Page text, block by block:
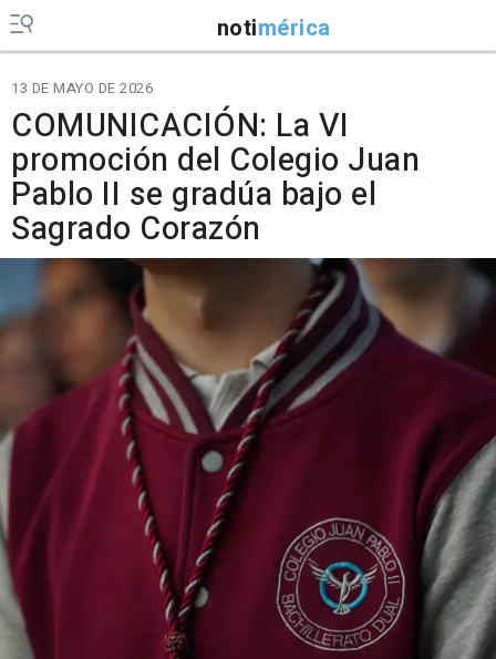
notimérica
13 DE MAYO DE 2026
COMUNICACIÓN: La VI
promoción del Colegio Juan
Pablo II se gradúa bajo el
Sagrado Corazón